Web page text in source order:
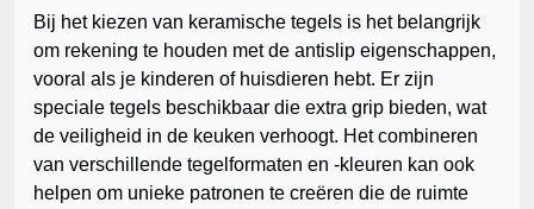
Bij het kiezen van keramische tegels is het belangrijk
om rekening te houden met de antislip eigenschappen,
vooral als je kinderen of huisdieren hebt. Er zijn
speciale tegels beschikbaar die extra grip bieden, wat
de veiligheid in de keuken verhoogt. Het combineren
van verschillende tegelformaten en -kleuren kan ook
helpen om unieke patronen te creëren die de ruimte